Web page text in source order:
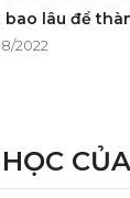
bao lâu để
2022